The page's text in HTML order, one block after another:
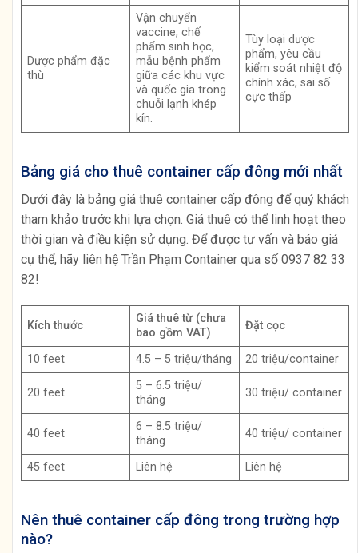
Dược phẩm đặc
thù
Vận chuyển
vaccine, chế
phẩm sinh học,
mẫu bệnh phẩm
giữa các khu vực
và quốc gia trong
chuỗi lạnh khép
kín.
Tùy loại dược
phẩm, yêu cầu
kiểm soát nhiệt độ
chính xác, sai số
cực thấp
Bảng giá cho thuê container cấp đông mới nhất
Dưới đây là bảng giá thuê container cấp đông để quý khách
tham khảo trước khi lựa chọn. Giá thuê có thể linh hoạt theo
thời gian và điều kiện sử dụng. Để được tư vấn và báo giá
cụ thể, hãy liên hệ Trần Phạm Container qua số 0937 82 33
82!
Kích thước
Giá thuê từ (chưa
bao gồm VAT)
Đặt cọc
10 feet 4.5 – 5 triệu/tháng 20 triệu/container
20 feet
5 – 6.5 triệu/
tháng
30 triệu/ container
40 feet
6 – 8.5 triệu/
tháng
40 triệu/ container
45 feet Liên hệ Liên hệ
Nên thuê container cấp đông trong trường hợp
nào?